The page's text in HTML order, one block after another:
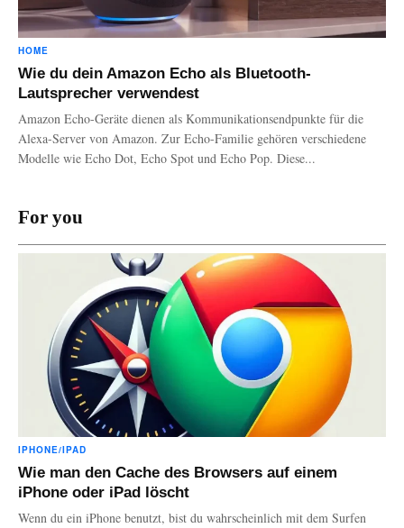
HOME
Wie du dein Amazon Echo als Bluetooth-
Lautsprecher verwendest
Amazon Echo-Geräte dienen als Kommunikationsendpunkte für die
Alexa-Server von Amazon. Zur Echo-Familie gehören verschiedene
Modelle wie Echo Dot, Echo Spot und Echo Pop. Diese...
For you
IPHONE/IPAD
Wie man den Cache des Browsers auf einem
iPhone oder iPad löscht
Wenn du ein iPhone benutzt, bist du wahrscheinlich mit dem Surfen